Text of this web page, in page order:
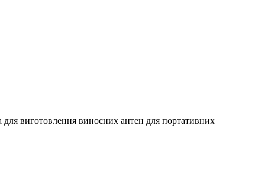
для виготовлення виносних антен для портативних